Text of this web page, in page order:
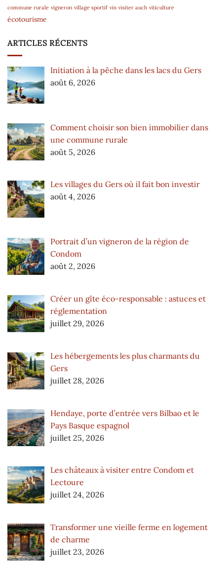
commune rurale vigneron village sportif vin visiter auch viticulture
écotourisme
ARTICLES RÉCENTS
Initiation à la pêche dans les lacs du Gers
août 6, 2026
Comment choisir son bien immobilier dans
une commune rurale
août 5, 2026
Les villages du Gers où il fait bon investir
août 4, 2026
Portrait d’un vigneron de la région de
Condom
août 2, 2026
Créer un gîte éco-responsable : astuces et
réglementation
juillet 29, 2026
Les hébergements les plus charmants du
Gers
juillet 28, 2026
Hendaye, porte d’entrée vers Bilbao et le
Pays Basque espagnol
juillet 25, 2026
Les châteaux à visiter entre Condom et
Lectoure
juillet 24, 2026
Transformer une vieille ferme en logement
de charme
juillet 23, 2026